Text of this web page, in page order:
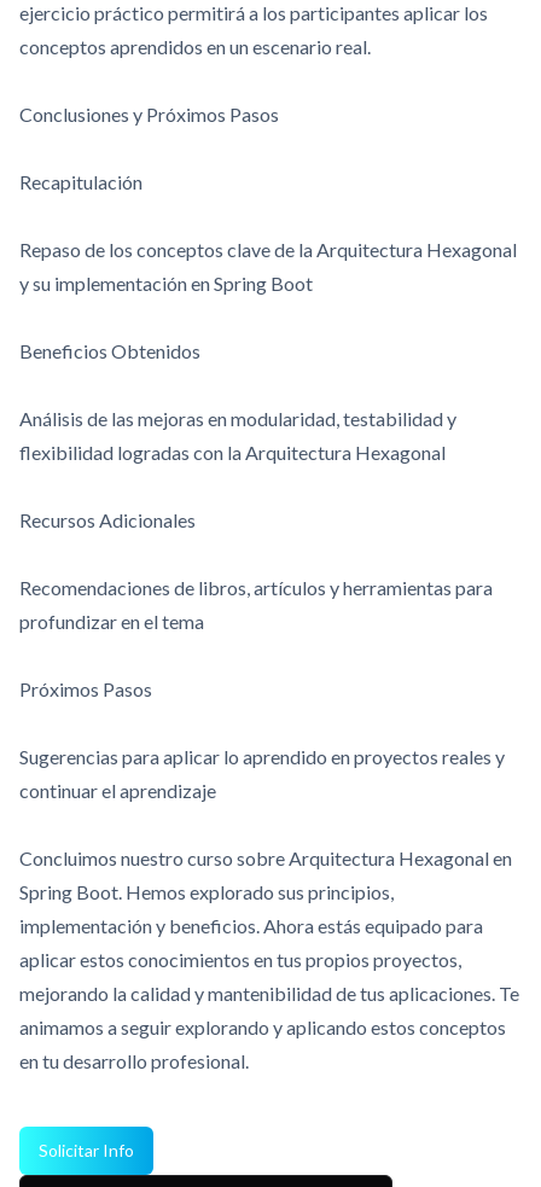
ejercicio práctico permitirá a los participantes aplicar los
conceptos aprendidos en un escenario real.
Conclusiones y Próximos Pasos
Recapitulación
Repaso de los conceptos clave de la Arquitectura Hexagonal
y su implementación en Spring Boot
Beneficios Obtenidos
Análisis de las mejoras en modularidad, testabilidad y
flexibilidad logradas con la Arquitectura Hexagonal
Recursos Adicionales
Recomendaciones de libros, artículos y herramientas para
profundizar en el tema
Próximos Pasos
Sugerencias para aplicar lo aprendido en proyectos reales y
continuar el aprendizaje
Concluimos nuestro curso sobre Arquitectura Hexagonal en
Spring Boot. Hemos explorado sus principios,
implementación y beneficios. Ahora estás equipado para
aplicar estos conocimientos en tus propios proyectos,
mejorando la calidad y mantenibilidad de tus aplicaciones. Te
animamos a seguir explorando y aplicando estos conceptos
en tu desarrollo profesional.
Solicitar Info